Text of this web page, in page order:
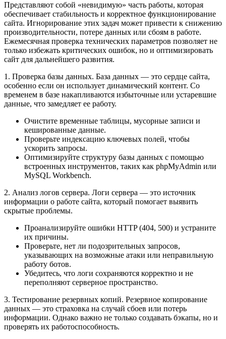
Представляют собой «невидимую» часть работы, которая
обеспечивает стабильность и корректное функционирование
сайта. Игнорирование этих задач может привести к снижению
производительности, потере данных или сбоям в работе.
Ежемесячная проверка технических параметров позволяет не
только избежать критических ошибок, но и оптимизировать
сайт для дальнейшего развития.
1. Проверка базы данных. База данных — это сердце сайта,
особенно если он использует динамический контент. Со
временем в базе накапливаются избыточные или устаревшие
данные, что замедляет ее работу.
Очистите временные таблицы, мусорные записи и
кешированные данные.
Проверьте индексацию ключевых полей, чтобы
ускорить запросы.
Оптимизируйте структуру базы данных с помощью
встроенных инструментов, таких как phpMyAdmin или
MySQL Workbench.
2. Анализ логов сервера. Логи сервера — это источник
информации о работе сайта, который помогает выявить
скрытые проблемы.
Проанализируйте ошибки HTTP (404, 500) и устраните
их причины.
Проверьте, нет ли подозрительных запросов,
указывающих на возможные атаки или неправильную
работу ботов.
Убедитесь, что логи сохраняются корректно и не
переполняют серверное пространство.
3. Тестирование резервных копий. Резервное копирование
данных — это страховка на случай сбоев или потерь
информации. Однако важно не только создавать бэкапы, но и
проверять их работоспособность.